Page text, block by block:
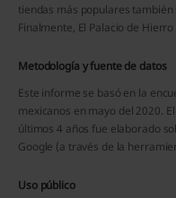
tiendas más populares
Finalmente, El Palacio de
Metodología y fuente de datos
Este informe se basó en la
mexicanos en mayo del 2020.
últimos 4 años fue elaborado
Google (a través de la
Uso público